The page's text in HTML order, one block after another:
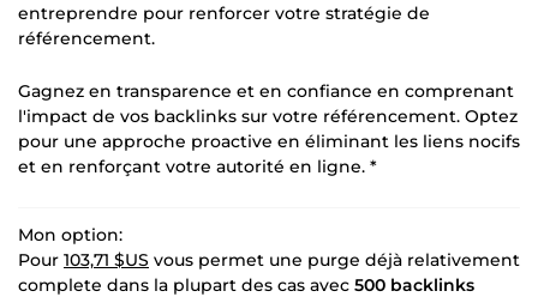
entreprendre pour renforcer votre stratégie de
référencement.
Gagnez en transparence et en confiance en comprenant
l'impact de vos backlinks sur votre référencement. Optez
pour une approche proactive en éliminant les liens nocifs
et en renforçant votre autorité en ligne. *
Mon option:
Pour 103,71 $US vous permet une purge déjà relativement
complete dans la plupart des cas avec 500 backlinks